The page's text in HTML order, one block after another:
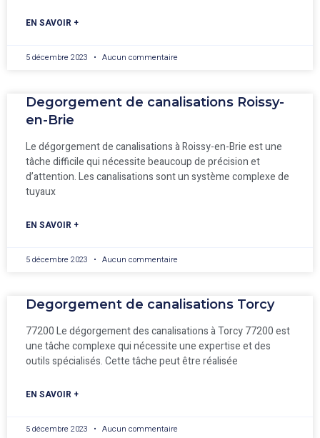
EN SAVOIR +
5 décembre 2023 Aucun commentaire
Degorgement de canalisations Roissy-
en-Brie
Le dégorgement de canalisations à Roissy-en-Brie est une
tâche difficile qui nécessite beaucoup de précision et
d’attention. Les canalisations sont un système complexe de
tuyaux
EN SAVOIR +
5 décembre 2023 Aucun commentaire
Degorgement de canalisations Torcy
77200 Le dégorgement des canalisations à Torcy 77200 est
une tâche complexe qui nécessite une expertise et des
outils spécialisés. Cette tâche peut être réalisée
EN SAVOIR +
5 décembre 2023 Aucun commentaire